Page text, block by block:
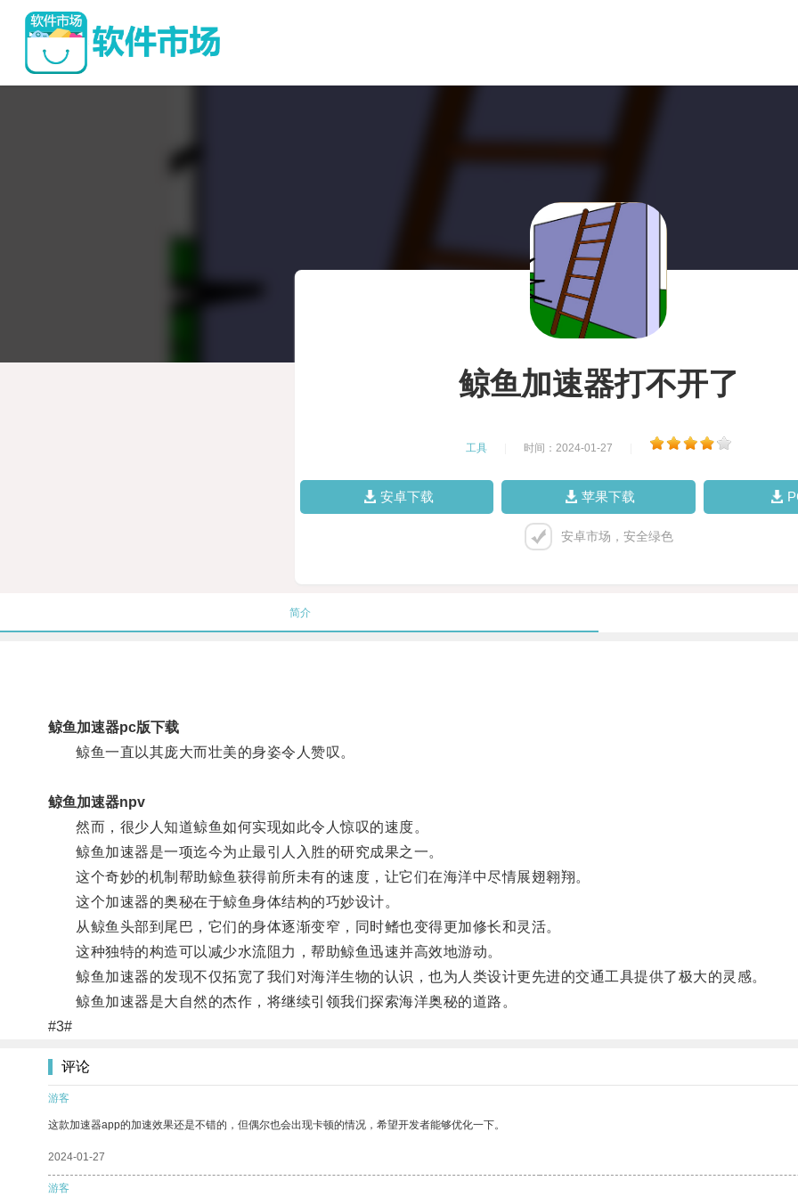
鲸鱼加速器打不开了
工具 时间：2024-01-27
安卓下载 苹果下载
安卓市场，安全绿色
简介
鲸鱼加速器pc版下载
鲸鱼一直以其庞大而壮美的身姿令人赞叹。
鲸鱼加速器npv
然而，很少人知道鲸鱼如何实现如此令人惊叹的速度。
鲸鱼加速器是一项迄今为止最引人入胜的研究成果之一。
这个奇妙的机制帮助鲸鱼获得前所未有的速度，让它们在海洋中尽情展翅翱翔。
这个加速器的奥秘在于鲸鱼身体结构的巧妙设计。
从鲸鱼头部到尾巴，它们的身体逐渐变窄，同时鳍也变得更加修长和灵活。
这种独特的构造可以减少水流阻力，帮助鲸鱼迅速并高效地游动。
鲸鱼加速器的发现不仅拓宽了我们对海洋生物的认识，也为人类设计更先进的交通工具提供了极大的灵感。
鲸鱼加速器是大自然的杰作，将继续引领我们探索海洋奥秘的道路。
#3#
评论
游客
这款加速器app的加速效果还是不错的，但偶尔也会出现卡顿的情况，希望开发者能够优化一下。
2024-01-27
游客